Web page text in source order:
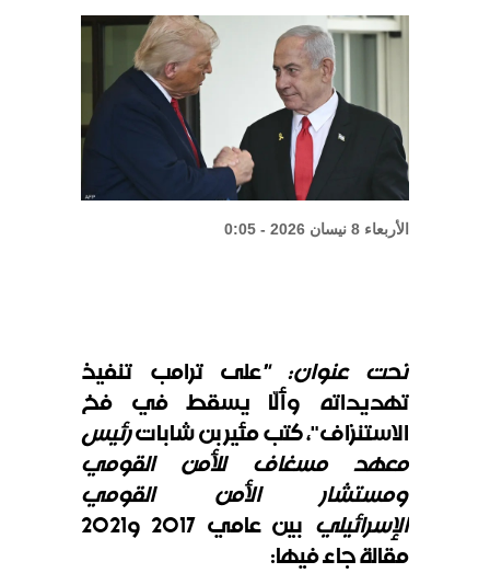
تعرضت لضربات أميركية
“حماس”: متمسكون بما تم الاتفاق
عليه مع الوسطاء
الأربعاء 8 نيسان 2026 - 0:05
تحت عنوان: "على ترامب تنفيذ
تهديداته وألّا يسقط في فخ
الاستنزاف"، كتب مئير بن شاباترئيس
معهد مسغاف للأمن القومي
ومستشار الأمن القومي
الإسرائيلي
بين عامي 2017 و2021
مقالة جاء فيها: